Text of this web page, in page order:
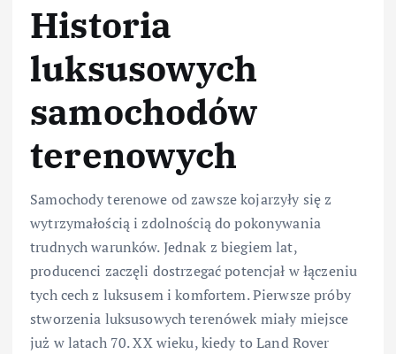
Historia
luksusowych
samochodów
terenowych
Samochody terenowe od zawsze kojarzyły się z
wytrzymałością i zdolnością do pokonywania
trudnych warunków. Jednak z biegiem lat,
producenci zaczęli dostrzegać potencjał w łączeniu
tych cech z luksusem i komfortem. Pierwsze próby
stworzenia luksusowych terenówek miały miejsce
już w latach 70. XX wieku, kiedy to Land Rover